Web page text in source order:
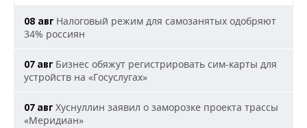
08 авг Налоговый режим для самозанятых одобряют
34% россиян
07 авг Бизнес обяжут регистрировать сим-карты для
устройств на «Госуслугах»
07 авг Хуснуллин заявил о заморозке проекта трассы
«Меридиан»